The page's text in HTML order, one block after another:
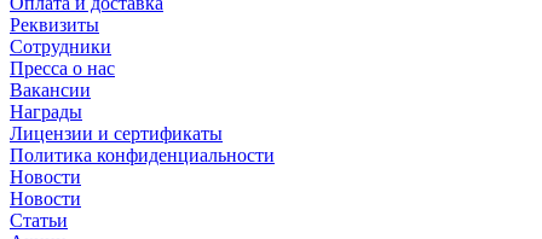
Реквизиты
Сотрудники
Пресса о нас
Вакансии
Награды
Лицензии и сертификаты
Политика конфиденциальности
Новости
Новости
Статьи